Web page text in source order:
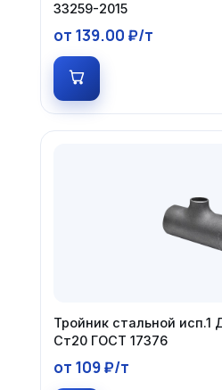
33259-2015
от 139.00 ₽/т
Тройник стальной исп.1
Ст20 ГОСТ 17376
от 109 ₽/т